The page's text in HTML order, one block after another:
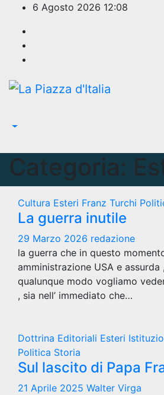
contenuto
6 Agosto 2026 12:08
Categoria:
Cultura Esteri Franz Turchi
La guerra inutile
29 Marzo 2026 redazione
la guerra che in questo
amministrazione USA e assurda
qualunque modo vogliamo
, sia nell’ immediato che…
Dottrina Editoriali Esteri
Politica Storia
Sul lascito di Papa
21 Aprile 2025 Walter Virga